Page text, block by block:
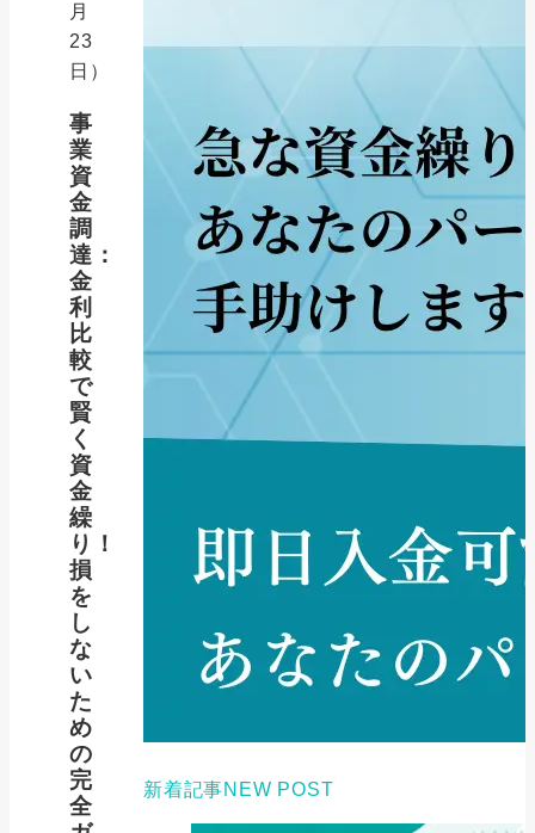
月
23
日）
事
業
資
金
調
達：
金
利
比
較
で
賢
く
資
金
繰
り！
損
を
し
な
い
た
め
の
完
全
新着記事NEW POST